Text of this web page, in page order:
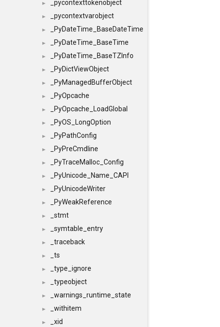
► _pycontexttokenobject
► _pycontextvarobject
► _PyDateTime_BaseDateTime
► _PyDateTime_BaseTime
► _PyDateTime_BaseTZInfo
► _PyDictViewObject
► _PyManagedBufferObject
► _PyOpcache
► _PyOpcache_LoadGlobal
► _PyOS_LongOption
► _PyPathConfig
► _PyPreCmdline
► _PyTraceMalloc_Config
► _PyUnicode_Name_CAPI
► _PyUnicodeWriter
► _PyWeakReference
► _stmt
► _symtable_entry
► _traceback
► _ts
► _type_ignore
► _typeobject
► _warnings_runtime_state
► _withitem
► _xid